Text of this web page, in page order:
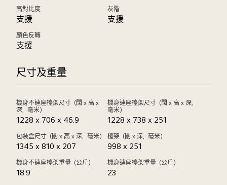
高對比度
支援
灰階
支援
顏色反轉
支援
尺寸及重量
機身不連座檯架尺寸（闊 x 高 x
深，毫米）
1228 x 706 x 46.9
機身連座檯架尺寸（闊 x 高 x 深，
毫米）
1228 x 738 x 251
包裝盒尺寸（闊 x 高 x 深，毫米）
1345 x 810 x 207
檯架（闊 x 深，毫米）
998 x 251
機身不連座檯架重量（公斤）
18.9
機身連座檯架重量（公斤）
23